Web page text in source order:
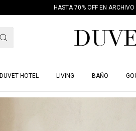
HASTA 70% OFF EN ARCHIVO DUVET
DUVET HOTEL LIVING BAÑO